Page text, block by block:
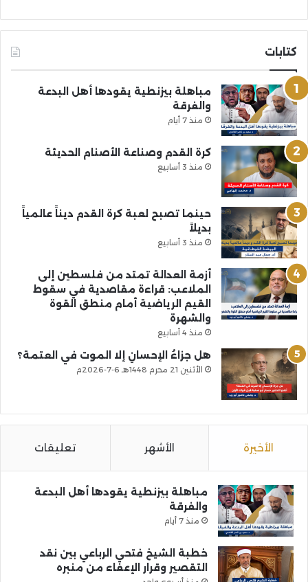
كتابات
مباهلة بيزنطية يقودها أهل البدعة
والفرقة
منذ 7 أيام
كرة القدم وصناعة الأصنام الحديثة
منذ 3 أسابيع
حينما تصبح لعبة كرة القدم ديناً عالمياً
بديلاً
منذ 3 أسابيع
أزمة العدالة تمتد من فلسطين إلى
الملاعب: قراءة مقاصدية في سقوط
القيم الرياضية أمام منطق القوة
والشهرة
منذ 4 أسابيع
هل جزاءُ الإحسانِ إلا الموت في العتمة؟
الأثنين 21 محرم 1448هـ 6-7-2026م
الأخيرة الأشهر تعليقات
مباهلة بيزنطية يقودها أهل البدعة
والفرقة
منذ 7 أيام
خطبة الشيخ فتحي الرباعي بين نقد
التقصير وقرار الإعفاء من منبره